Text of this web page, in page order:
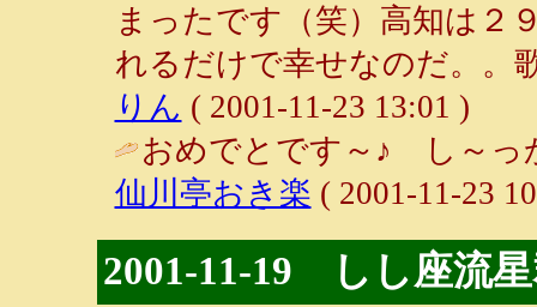
まったです（笑）高知は２
れるだけで幸せなのだ。。
りん ( 2001-11-23 13:01 )
おめでとです～♪ し～っ
仙川亭おき楽 ( 2001-11-23
2001-11-19 しし座流